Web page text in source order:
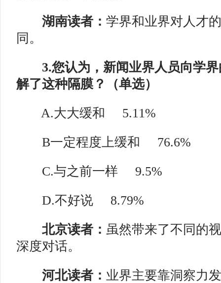
湖南读者： 学界和业界对人才
同。
3.您认为，新闻业界人员向学界
解了这种隔膜？
（单选）
A.大大缓和 5.11%
B一定程度上缓和 76.6%
C.与之前一样 9.5%
D.不好说 8.79%
北京读者： 虽然带来了不同的
深度对话。
河北读者： 业界主要靠洞察力